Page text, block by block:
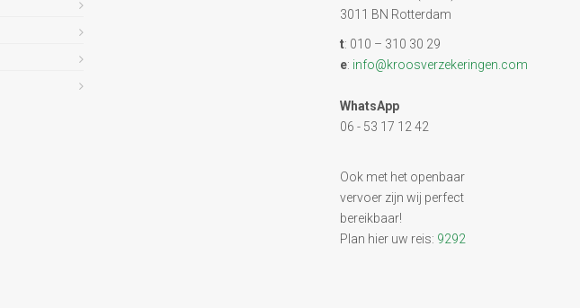
3011 BN Rotterdam
t: 010 – 310 30 29
e: info@kroosverzekeringen.com
WhatsApp
06 - 53 17 12 42
Ook met het openbaar
vervoer zijn wij perfect
bereikbaar!
Plan hier uw reis: 9292